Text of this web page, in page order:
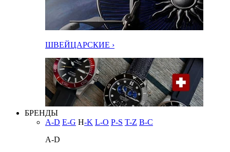
ШВЕЙЦАРСКИЕ ›
БРЕНДЫ
A-D E-G H-K L-O P-S T-Z В-С
A-D